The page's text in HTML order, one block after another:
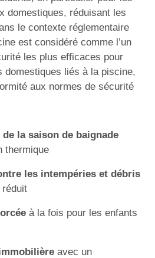
domestiques, réduisant les
le contexte réglementaire
est considéré comme l’un
les plus efficaces pour
domestiques liés à la piscine,
aux normes de sécurité
la saison de baignade
thermique
les intempéries et débris
réduit
à la fois pour les enfants
avec un